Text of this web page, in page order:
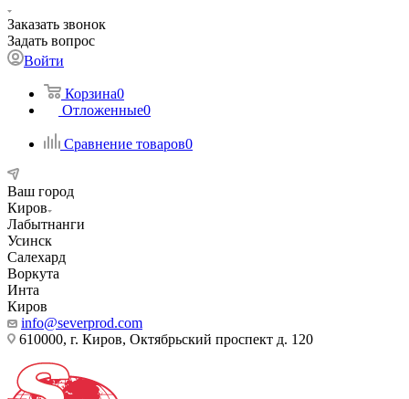
Заказать звонок
Задать вопрос
Войти
Корзина0
Отложенные0
Сравнение товаров0
Ваш город
Киров
Лабытнанги
Усинск
Салехард
Воркута
Инта
Киров
info@severprod.com
610000, г. Киров, Октябрьский проспект д. 120